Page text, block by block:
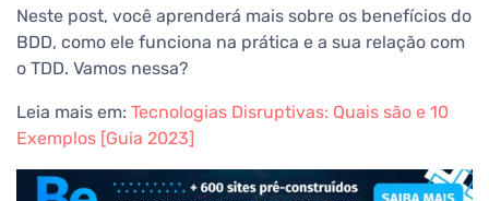
Neste post, você aprenderá mais sobre os benefícios do
BDD, como ele funciona na prática e a sua relação com
o TDD. Vamos nessa?
Leia mais em: Tecnologias Disruptivas: Quais são e 10
Exemplos [Guia 2023]